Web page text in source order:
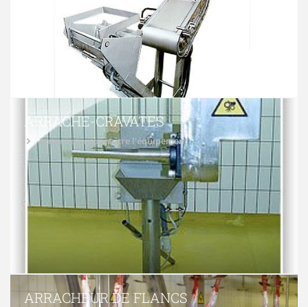
ARRACHE-CRAVATES
Apprenez à connaître l'équipement
ARRACHEUR DE FLANCS